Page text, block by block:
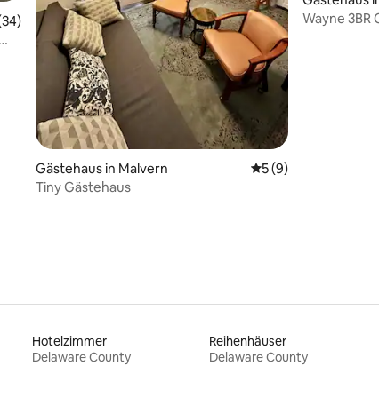
Bewertung: 5 von 5, 34 Bewertungen
Gästehaus in Malvern Durchschnittliche
5 (9)
Tiny Gästehaus
Wayne 3BR
Hotelzimmer
Delaware County
Reihenhäuser
Delaware County